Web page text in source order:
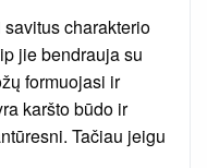
charakterio
jie bendrauja su
formuojasi ir
karšto būdo ir
Tačiau jeigu